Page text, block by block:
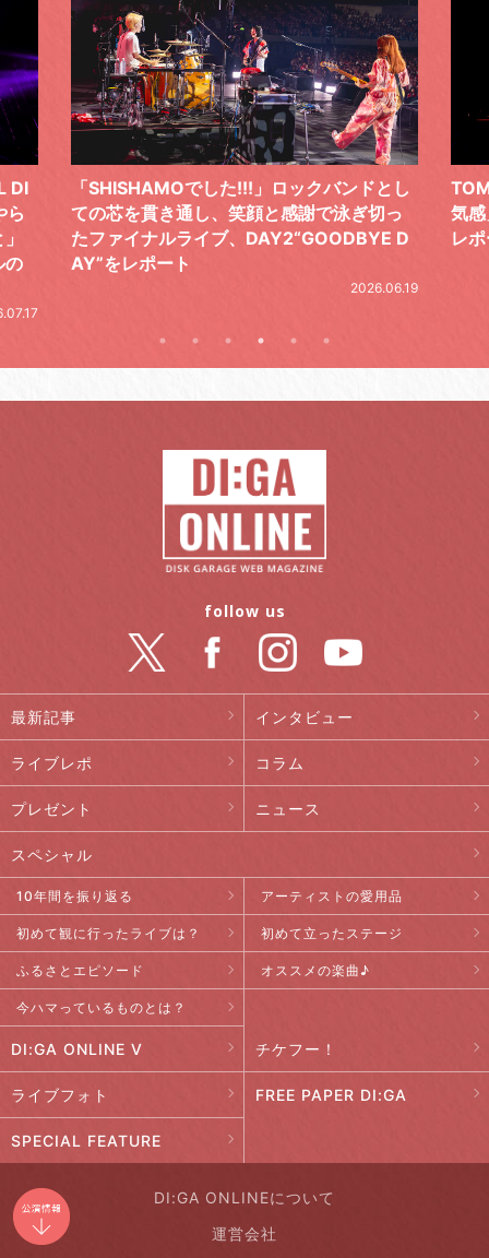
し
っ
D
TOMOO、３台の鍵盤で「6月から7月の空
気感」を鮮やかに描いた、FC限定ライブを
レポート
筋
の
と
最新記事 インタビュー
ライブレポ コラム
プレゼント ニュース
スペシャル
10年間を振り返る アーティストの愛用品
初めて観に行ったライブは？ 初めて立ったステージ
ふるさとエピソード オススメの楽曲♪
今ハマっているものとは？
DI:GA ONLINE V チケフー！
ライブフォト FREE PAPER DI:GA
SPECIAL FEATURE
follow us
DI:GA ONLINEについて
運営会社